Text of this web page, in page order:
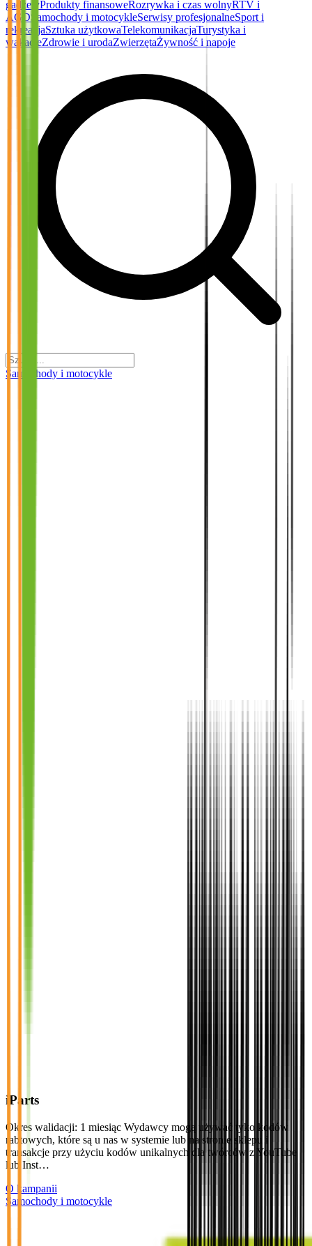
gadżetyProdukty finansoweRozrywka i czas wolnyRTV i
AGD Samochody i motocykleSerwisy profesjonalneSport i
rekreacjaSztuka użytkowaTelekomunikacjaTurystyka i
wakacjeZdrowie i urodaZwierzętaŻywność i napoje
Samochody i motocykle
iParts
Okres walidacji: 1 miesiąc Wydawcy mogą używać tyko kodów
rabtowych, które są u nas w systemie lub na stronie sklepu i
transakcje przy użyciu kodów unikalnych dla twórców z YouTube
lub Inst…
O kampanii
Samochody i motocykle